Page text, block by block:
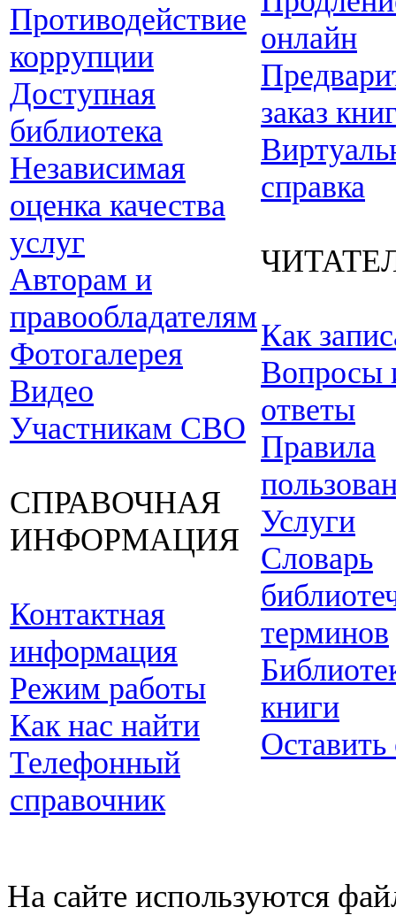
Противодействие
коррупции
Доступная
библиотека
Независимая
оценка качества
услуг
Авторам и
правообладателям
Фотогалерея
Видео
Участникам СВО
СПРАВОЧНАЯ
ИНФОРМАЦИЯ
Контактная
информация
Режим работы
Как нас найти
Телефонный
справочник
онлайн
заказ
справка
Как
Вопросы
ответы
Правила
Услуги
Словарь
терминов
книги
Оставить
На сайте используются